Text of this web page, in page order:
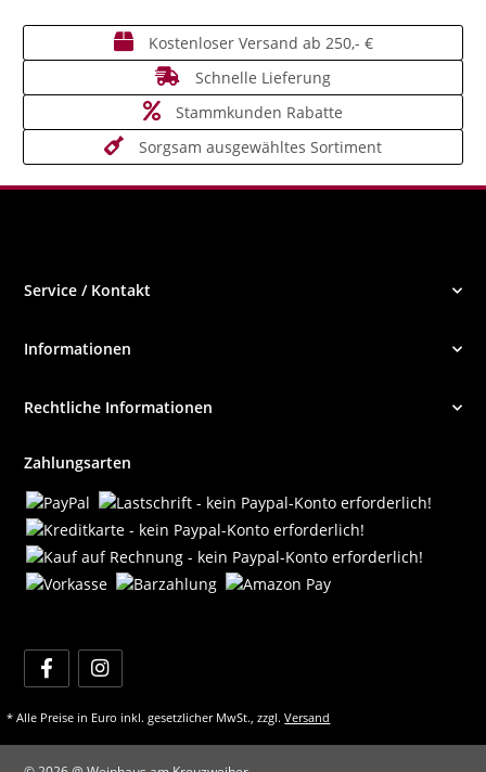
Kostenloser Versand ab 250,- €
Schnelle Lieferung
Stammkunden Rabatte
Sorgsam ausgewähltes Sortiment
Service / Kontakt
Informationen
Rechtliche Informationen
Zahlungsarten
* Alle Preise in Euro inkl. gesetzlicher MwSt., zzgl.Versand